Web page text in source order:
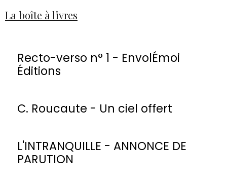
La boîte à livres
Recto-verso n° 1 - EnvolÉmoi
Éditions
C. Roucaute - Un ciel offert
L'INTRANQUILLE - ANNONCE DE
PARUTION